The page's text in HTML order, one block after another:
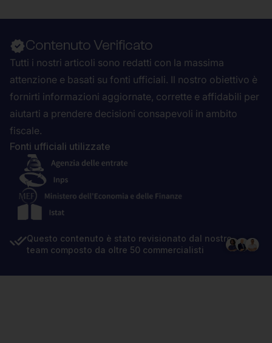
Contenuto Verificato
Tutti i nostri articoli sono redatti con la massima
attenzione e basati su fonti ufficiali. Il nostro obiettivo è
fornirti informazioni aggiornate, corrette e affidabili per
aiutarti a prendere decisioni consapevoli in ambito
fiscale.
Fonti ufficiali utilizzate
Questo contenuto è stato revisionato dal nostro
team composto da oltre 50 commercialisti